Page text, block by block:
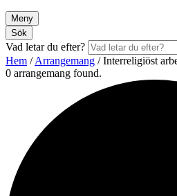
Meny
Sök
Vad letar du efter?
Hem /Arrangemang /Interreligiöst
0 arrangemang found.